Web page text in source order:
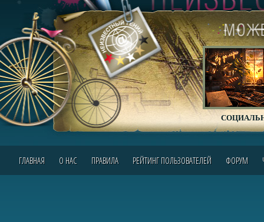
ГЛАВНАЯ О НАС ПРАВИЛА РЕЙТИНГ ПОЛЬЗОВАТЕЛЕЙ ФОРУМ